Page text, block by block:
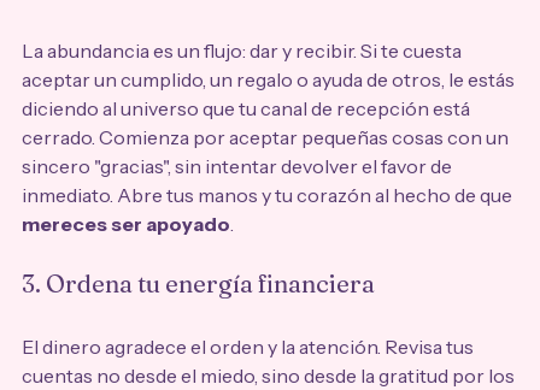
La abundancia es un flujo: dar y recibir. Si te cuesta
aceptar un cumplido, un regalo o ayuda de otros, le estás
diciendo al universo que tu canal de recepción está
cerrado. Comienza por aceptar pequeñas cosas con un
sincero "gracias", sin intentar devolver el favor de
inmediato. Abre tus manos y tu corazón al hecho de que
mereces ser apoyado.
3. Ordena tu energía financiera
El dinero agradece el orden y la atención. Revisa tus
cuentas no desde el miedo, sino desde la gratitud por los